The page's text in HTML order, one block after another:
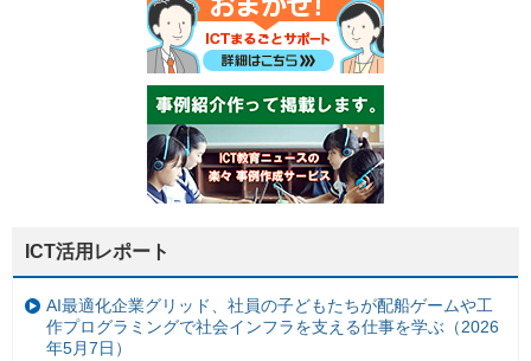
ICT活用レポート
AI最適化企業グリッド、社員の子どもたちが配船ゲームや工
作プログラミングで社会インフラを支える仕事を学ぶ（2026
年5月7日）